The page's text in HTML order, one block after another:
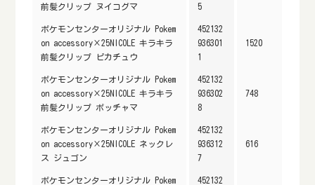
前髪クリップ ヌイコグマ
5
ポケモンセンターオリジナル Pokem
on accessory×25NICOLE キラキラ
前髪クリップ ピカチュウ
452132
936301
1
1520
ポケモンセンターオリジナル Pokem
on accessory×25NICOLE キラキラ
前髪クリップ ポッチャマ
452132
936302
8
748
ポケモンセンターオリジナル Pokem
on accessory×25NICOLE ネックレ
ス ジュゴン
452132
936312
7
616
ポケモンセンターオリジナル Pokem
452132